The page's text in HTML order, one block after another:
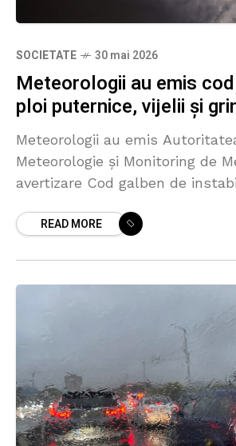
SOCIETATE 30 mai 2026
Meteorologii au emis
ploi puternice, vijelii și
Meteorologii au emis
Meteorologie și Monitoring de
avertizare Cod galben de
Moldova, valabil sâmbătă, 30
READ MORE